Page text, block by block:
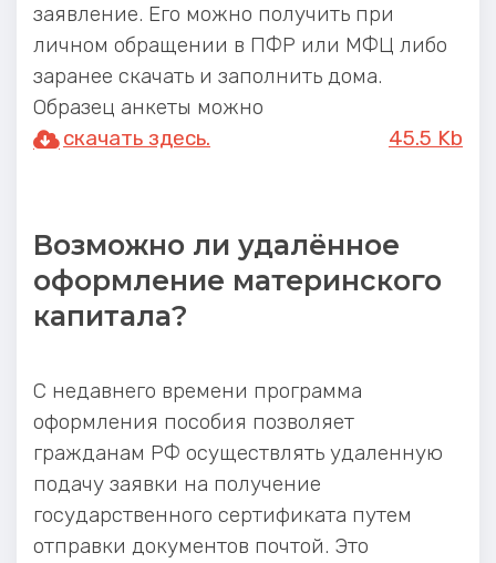
заявление. Его можно получить при
личном обращении в ПФР или МФЦ либо
заранее скачать и заполнить дома.
Образец анкеты можно
скачать здесь.
45.5 Kb
Возможно ли удалённое
оформление материнского
капитала?
С недавнего времени программа
оформления пособия позволяет
гражданам РФ осуществлять удаленную
подачу заявки на получение
государственного сертификата путем
отправки документов почтой. Это